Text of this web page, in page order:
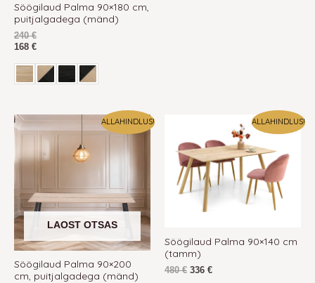
Söögilaud Palma 90×180 cm,
puitjalgadega (mänd)
240€
168 €
ALLAHINDLUS!
LAOST OTSAS
Söögilaud Palma 90×200
cm, puitjalgadega (mänd)
ALLAHINDLUS!
Söögilaud Palma 90×140 cm
(tamm)
480 €.
480€
on:
480 €.
336 €